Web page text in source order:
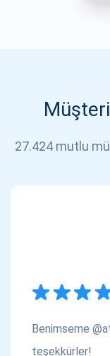
27.424 mutlu
Benimseme
teşekkürler!